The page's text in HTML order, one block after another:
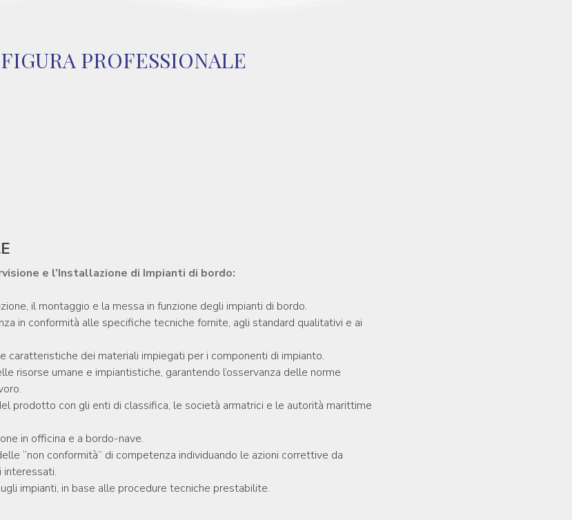
PROFESSIONALE
e l’Installazione di Impianti di bordo:
il montaggio e la messa in funzione degli impianti di bordo.
in conformità alle specifiche tecniche fornite, agli standard qualitativi e ai
caratteristiche dei materiali impiegati per i componenti di impianto.
risorse umane e impiantistiche, garantendo l’osservanza delle norme
prodotto con gli enti di classifica, le società armatrici e le autorità marittime
in officina e a bordo-nave.
“non conformità” di competenza individuando le azioni correttive da
interessati.
impianti, in base alle procedure tecniche prestabilite.